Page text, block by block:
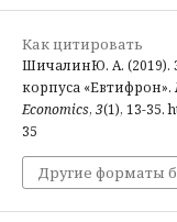
Как цитировать
ШичалинЮ. А. (2019).
корпуса «Евтифрон».
Economics, 3(1), 13-35.
35
Другие форматы